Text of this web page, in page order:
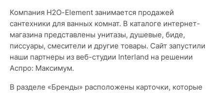
Компания H2O-Element занимается продажей
сантехники для ванных комнат. В каталоге интернет-
магазина представлены унитазы, душевые, биде,
писсуары, смесители и другие товары. Сайт запустили
наши партнеры из веб-студии Interland на решении
Аспро: Максимум.
В разделе «Бренды» расположены карточки, которые